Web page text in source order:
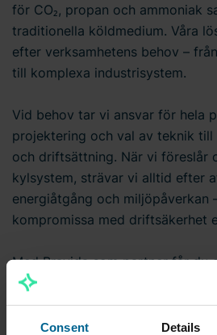
Consent Details
för CO₂, propan och ammoniak
traditionella köldmedium. Våra
efter verksamhetens behov –
till komplexa industrisystem.
Vid behov tar vi ansvar för hela
projektering och val av teknik till
och driftsättning. När vi föreslår
kylsystem, strävar vi alltid efter
energiåtgång och miljöpåverkan
kompromissa med driftsäkerhet
Med Bravida som partner får du
långsiktig lösning, där vi även
underhåll och snabb service vid